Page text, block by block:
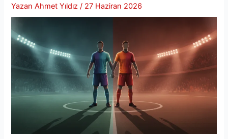
Yazan Ahmet Yıldız/ 27 Haziran 2026